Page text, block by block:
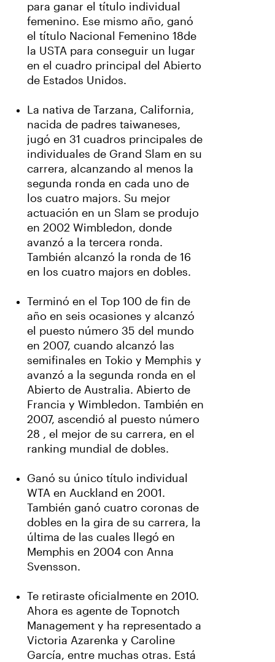
para ganar el título individual
femenino. Ese mismo año, ganó
el título Nacional Femenino 18de
la USTA para conseguir un lugar
en el cuadro principal del Abierto
de Estados Unidos.
La nativa de Tarzana, California,
nacida de padres taiwaneses,
jugó en 31 cuadros principales de
individuales de Grand Slam en su
carrera, alcanzando al menos la
segunda ronda en cada uno de
los cuatro majors. Su mejor
actuación en un Slam se produjo
en 2002 Wimbledon, donde
avanzó a la tercera ronda.
También alcanzó la ronda de 16
en los cuatro majors en dobles.
Terminó en el Top 100 de fin de
año en seis ocasiones y alcanzó
el puesto número 35 del mundo
en 2007, cuando alcanzó las
semifinales en Tokio y Memphis y
avanzó a la segunda ronda en el
Abierto de Australia. Abierto de
Francia y Wimbledon. También en
2007, ascendió al puesto número
28 , el mejor de su carrera, en el
ranking mundial de dobles.
Ganó su único título individual
WTA en Auckland en 2001.
También ganó cuatro coronas de
dobles en la gira de su carrera, la
última de las cuales llegó en
Memphis en 2004 con Anna
Svensson.
Te retiraste oficialmente en 2010.
Ahora es agente de Topnotch
Management y ha representado a
Victoria Azarenka y Caroline
García, entre muchas otras. Está